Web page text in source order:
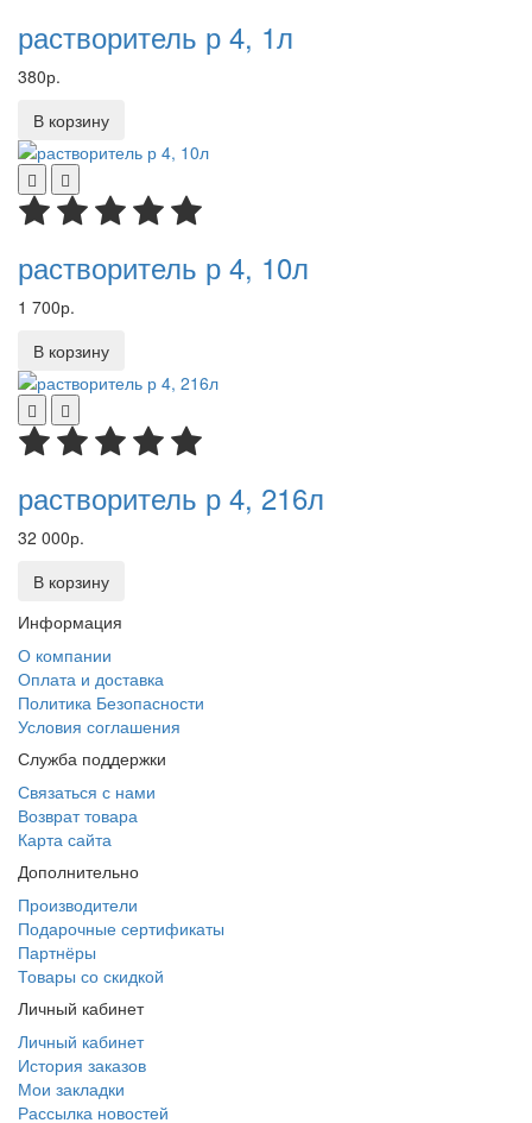
растворитель р 4, 1л
380р.
В корзину
растворитель р 4, 10л
1 700р.
В корзину
растворитель р 4, 216л
32 000р.
В корзину
Информация
О компании
Оплата и доставка
Политика Безопасности
Условия соглашения
Служба поддержки
Связаться с нами
Возврат товара
Карта сайта
Дополнительно
Производители
Подарочные сертификаты
Партнёры
Товары со скидкой
Личный кабинет
Личный кабинет
История заказов
Мои закладки
Рассылка новостей